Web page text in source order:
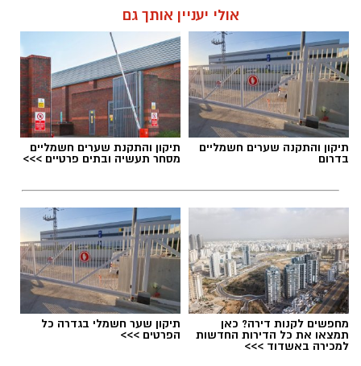
אולי יעניין אותך גם
תיקון והתקנה שערים חשמליים
בדרום
תיקון והתקנת שערים חשמליים
מסחר תעשיה ובתים פרטיים >>>
מחפשים לקנות דירה? כאן
תמצאו את כל הדירות החדשות
למכירה באשדוד >>>
תיקון שער חשמלי בגדרה כל
הפרטים >>>